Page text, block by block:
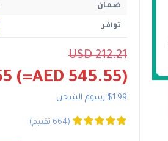
ضمان
توافر
USD 212.21
(=AED 545.55)
$1.99 رسوم الشحن
(664 تقييم)